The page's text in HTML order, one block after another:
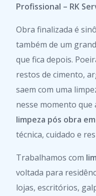
Profissional – RK
Obra finalizada é
também de um
que fica depois.
restos de cimento,
saem com uma
nesse momento que
limpeza pós obra
técnica, cuidado e
Trabalhamos com
voltada para
lojas, escritórios,